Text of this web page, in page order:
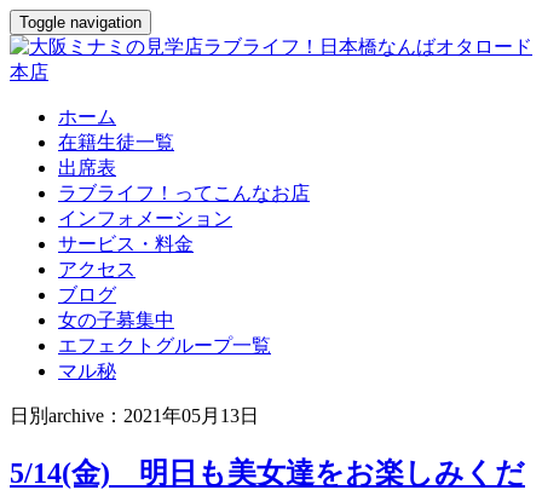
Toggle navigation
ホーム
在籍生徒一覧
出席表
ラブライフ！ってこんなお店
インフォメーション
サービス・料金
アクセス
ブログ
女の子募集中
エフェクトグループ一覧
マル秘
日別archive：2021年05月13日
5/14(金) 明日も美女達をお楽しみくだ